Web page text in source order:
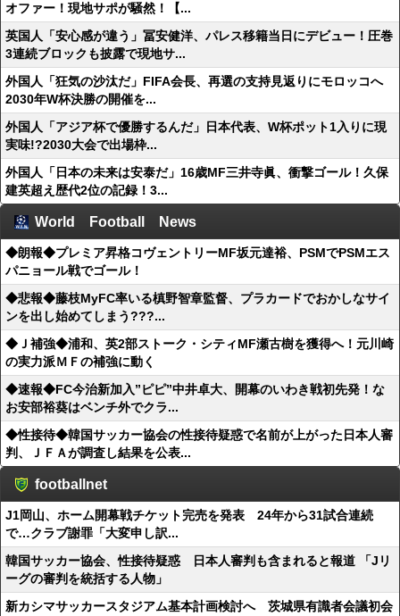
オファー！現地サポが騒然！【...
英国人「安心感が違う」冨安健洋、パレス移籍当日にデビュー！圧巻
3連続ブロックも披露で現地サ...
外国人「狂気の沙汰だ」FIFA会長、再選の支持見返りにモロッコへ
2030年W杯決勝の開催を...
外国人「アジア杯で優勝するんだ」日本代表、W杯ポット1入りに現
実味!?2030大会で出場枠...
外国人「日本の未来は安泰だ」16歳MF三井寺眞、衝撃ゴール！久保
建英超え歴代2位の記録！3...
World Football News
◆朗報◆プレミア昇格コヴェントリーMF坂元達裕、PSMでPSMエス
パニョール戦でゴール！
◆悲報◆藤枝MyFC率いる槙野智章監督、プラカードでおかしなサイ
ンを出し始めてしまう???...
◆Ｊ補強◆浦和、英2部ストーク・シティMF瀬古樹を獲得へ！元川崎
の実力派ＭＦの補強に動く
◆速報◆FC今治新加入”ピピ”中井卓大、開幕のいわき戦初先発！な
お安部裕葵はベンチ外でクラ...
◆性接待◆韓国サッカー協会の性接待疑惑で名前が上がった日本人審
判、ＪＦＡが調査し結果を公表...
footballnet
J1岡山、ホーム開幕戦チケット完売を発表 24年から31試合連続
で…クラブ謝罪「大変申し訳...
韓国サッカー協会、性接待疑惑 日本人審判も含まれると報道 「Jリ
ーグの審判を統括する人物」
新カシマサッカースタジアム基本計画検討へ 茨城県有識者会議初会